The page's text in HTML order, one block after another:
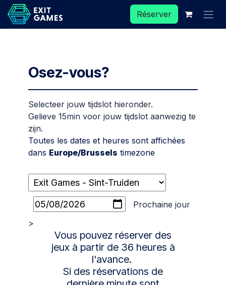
Se rendre au contenu
Réserver
Osez-vous?
Selecteer jouw tijdslot hieronder.
Gelieve 15min voor jouw tijdslot aanwezig te
zijn.
Toutes les dates et heures sont affichées
dans Europe/Brussels timezone
Prochaine jour
>
Vous pouvez réserver des
jeux à partir de 36 heures à
l'avance.
Si des réservations de